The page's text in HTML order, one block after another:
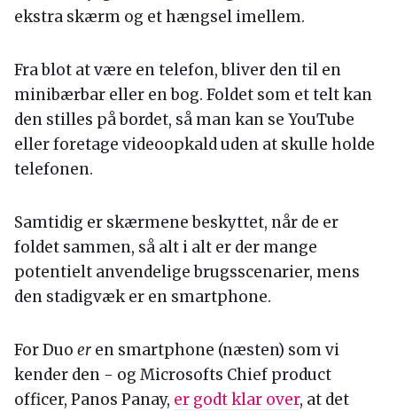
ekstra skærm og et hængsel imellem.
Fra blot at være en telefon, bliver den til en
minibærbar eller en bog. Foldet som et telt kan
den stilles på bordet, så man kan se YouTube
eller foretage videoopkald uden at skulle holde
telefonen.
Samtidig er skærmene beskyttet, når de er
foldet sammen, så alt i alt er der mange
potentielt anvendelige brugsscenarier, mens
den stadigvæk er en smartphone.
For Duo er en smartphone (næsten) som vi
kender den - og Microsofts Chief product
officer, Panos Panay, er godt klar over, at det